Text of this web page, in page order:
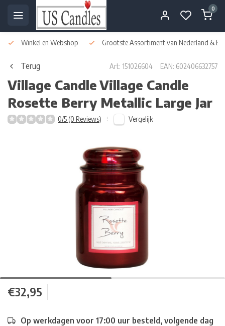
0
Winkel en Webshop Grootste Assortiment van Nederland &
Terug Art: 151026604 EAN: 602406632757
Village CandleVillage Candle
Rosette Berry Metallic Large Jar
0/5 (0 Reviews) Vergelijk
€32,95
Op werkdagen voor 17:00 uur besteld, volgende dag